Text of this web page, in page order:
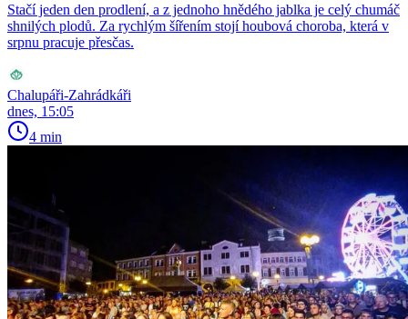
Stačí jeden den prodlení, a z jednoho hnědého jablka je celý chumáč
shnilých plodů. Za rychlým šířením stojí houbová choroba, která v
srpnu pracuje přesčas.
Chalupáři-Zahrádkáři
dnes, 15:05
4 min